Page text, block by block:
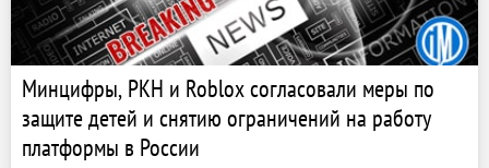
Минцифры, РКН и Roblox согласовали меры по
защите детей и снятию ограничений на работу
платформы в России